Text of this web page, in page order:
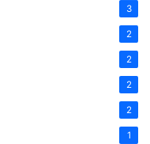
3
2
2
2
2
1